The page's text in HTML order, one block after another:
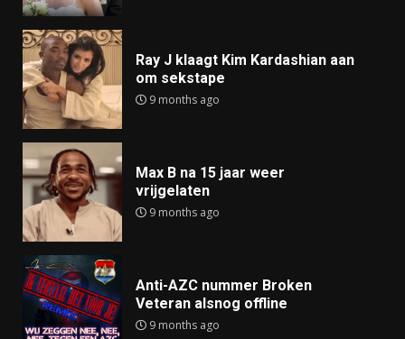
Ray J klaagt Kim Kardashian aan
om sekstape
9 months ago
Max B na 15 jaar weer
vrijgelaten
9 months ago
Anti-AZC nummer Broken
Veteran alsnog offline
9 months ago